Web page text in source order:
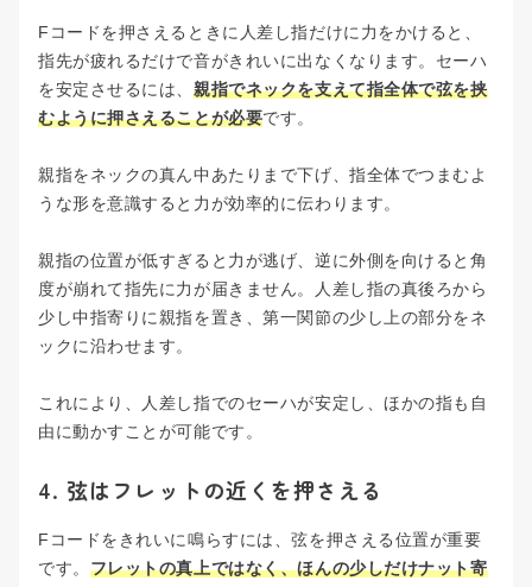
Fコードを押さえるときに人差し指だけに力をかけると、
指先が疲れるだけで音がきれいに出なくなります。セーハ
を安定させるには、親指でネックを支えて指全体で弦を挟
むように押さえることが必要です。
親指をネックの真ん中あたりまで下げ、指全体でつまむよ
うな形を意識すると力が効率的に伝わります。
親指の位置が低すぎると力が逃げ、逆に外側を向けると角
度が崩れて指先に力が届きません。人差し指の真後ろから
少し中指寄りに親指を置き、第一関節の少し上の部分をネ
ックに沿わせます。
これにより、人差し指でのセーハが安定し、ほかの指も自
由に動かすことが可能です。
4. 弦はフレットの近くを押さえる
Fコードをきれいに鳴らすには、弦を押さえる位置が重要
です。 フレットの真上ではなく、ほんの少しだけナット寄